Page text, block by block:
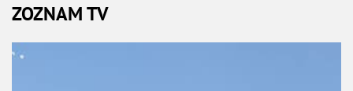
ZOZNAM TV